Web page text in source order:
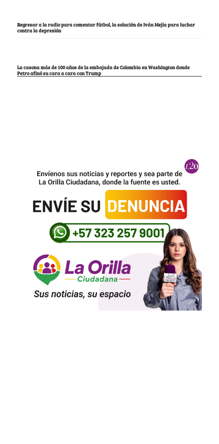
Regresar a la radio para comentar fútbol, la solución de Iván Mejía para luchar
contra la depresión
La casona más de 100 años de la embajada de Colombia en Washington donde
Petro afinó su cara a cara con Trump